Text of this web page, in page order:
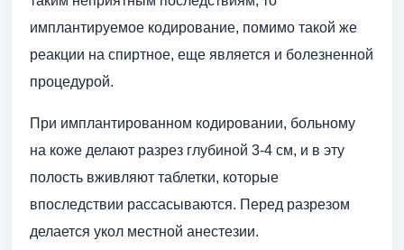
имплантируемое кодирование, помимо такой же
реакции на спиртное, еще является и болезненной
процедурой.
При имплантированном кодировании, больному
на коже делают разрез глубиной 3-4 см, и в эту
полость вживляют таблетки, которые
впоследствии рассасываются. Перед разрезом
делается укол местной анестезии.